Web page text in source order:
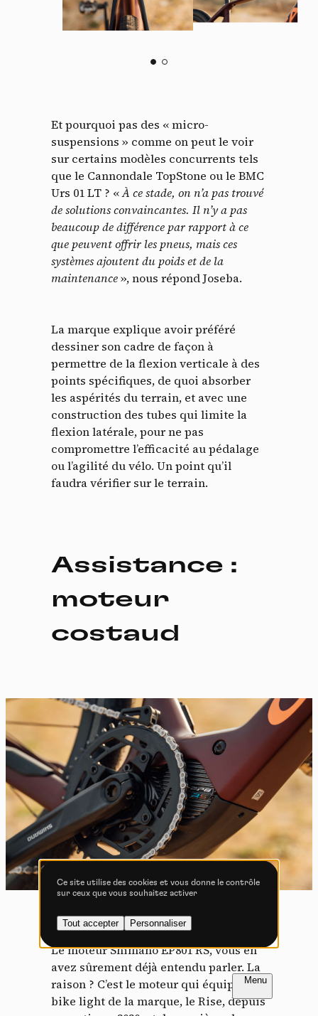
FR NL
Et pourquoi pas des « micro-
suspensions » comme on peut le voir
sur certains modèles concurrents tels
que le Cannondale TopStone ou le BMC
Urs 01 LT ? «À ce stade, on n’a pas trouvé
de solutions convaincantes. Il n’y a pas
beaucoup de différence par rapport à ce
que peuvent offrir les pneus, mais ces
systèmes ajoutent du poids et de la
maintenance», nous répond Joseba.
La marque explique avoir préféré
dessiner son cadre de façon à
permettre de la flexion verticale à des
points spécifiques, de quoi absorber
les aspérités du terrain, et avec une
construction des tubes qui limite la
flexion latérale, pour ne pas
compromettre l’efficacité au pédalage
ou l’agilité du vélo. Un point qu’il
faudra vérifier sur le terrain.
Assistance :
moteur
costaud
Le moteur Shimano EP801 RS, vous en
avez sûrement déjà entendu parler. La
raison ? C’est le moteur qui équipe l’e-
bike light de la marque, le Rise, depuis
Panneau de gestion des
lecture de cookies et l'utilisation de technologies de suivi
nécessaires à leur bon fonctionnement.
Tout accepter Tout refuser
Vidéos
Les services de partage de vidéo permettent d'enrichir
le site de contenu multimédia et augmentent sa
visibilité.
Vimeo interdit -Ce service peut déposer
Autoriser Interdire
YouTube interdit -
déposer 4 cookies.
Autoriser Interdire
Ce site utilise des cookies et vous donne le contrôle
sur ceux que vous souhaitez activer
Tout accepter Personnaliser